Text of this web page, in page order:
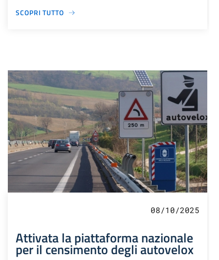
SCOPRI TUTTO
08/10/2025
Attivata la piattaforma nazionale
per il censimento degli autovelox